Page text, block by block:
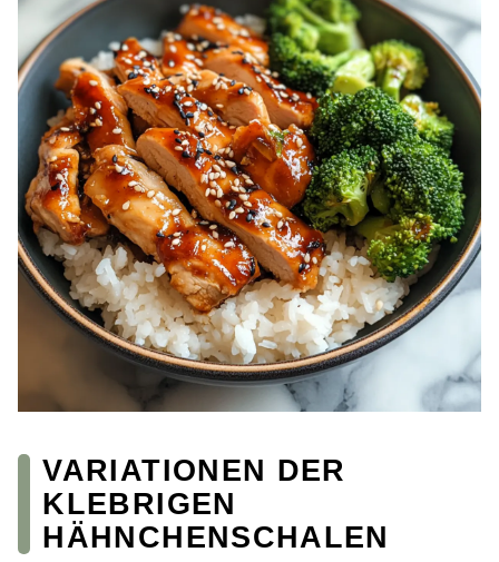
VARIATIONEN DER
KLEBRIGEN
HÄHNCHENSCHALEN